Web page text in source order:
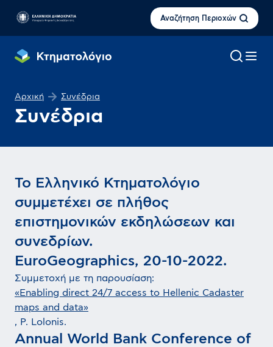
Αναζήτηση Περιοχών
Αρχική Συνέδρια
Συνέδρια
Το Ελληνικό Κτηματολόγιο
συμμετέχει σε πλήθος
επιστημονικών εκδηλώσεων και
συνεδρίων.
EuroGeographics, 20-10-2022.
Συμμετοχή με τη παρουσίαση:
«Enabling direct 24/7 access to Hellenic Cadaster
maps and data»
, P. Lolonis.
Annual World Bank Conference of